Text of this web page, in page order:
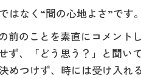
はなく“間の心地よさ”です。
前のことを素直にコメント
ず、「どう思う？」と聞い
めつけず、時には受け入れる